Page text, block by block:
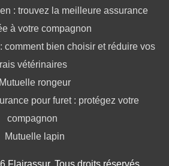
: trouvez la meilleure assurance
à votre compagnon
comment bien choisir et réduire vos
vétérinaires
Mutuelle rongeur
pour furet : protégez votre
compagnon
Mutuelle lapin
Flairassur. Tous droits réservés